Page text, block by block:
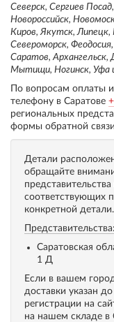
Северск, Сергиев
Новороссийск,
Киров, Якутск,
Североморск,
Саратов,
Мытищи, Ногинск, Уфа
По вопросам оплаты
телефону в Саратове
региональных
формы обратной
Детали
обращайте
соответствующих
конкретной детали.
Представительства:
Саратовская
1 Д
Если в вашем
доставки указан
регистрации на
на нашем складе в